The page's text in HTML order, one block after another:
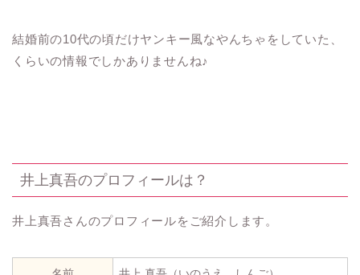
結婚前の10代の頃だけヤンキー風なやんちゃをしていた、
くらいの情報でしかありませんね♪
井上真吾のプロフィールは？
井上真吾さんのプロフィールをご紹介します。